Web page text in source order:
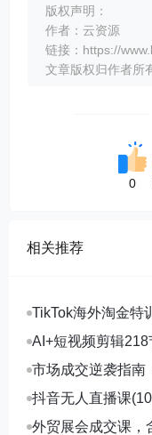
版权声明：
作者：云资源
链接：https://
文章版权归作者所
0
相关推荐
TikTok海外淘金特
+剪映数字人，月
AI+短视频剪辑
生成+账号运营，
市场成交逆袭指南
市场开拓与成交核
抖音无人直播课
玩法、24小时自动
外贸展会成交课，